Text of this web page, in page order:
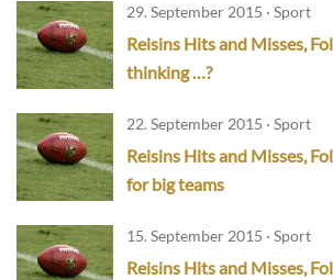
29. September 2015 · Sport
Reisins Hits and Misses,
thinking …?
22. September 2015 · Sport
Reisins Hits and Misses,
for big teams
15. September 2015 · Sport
Reisins Hits and Misses,